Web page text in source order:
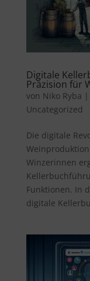
Digitale
Präzision für
von Niko Ryba |
Uncategorized
Die digitale
Winzerinnen
Funktionen. In
digitale